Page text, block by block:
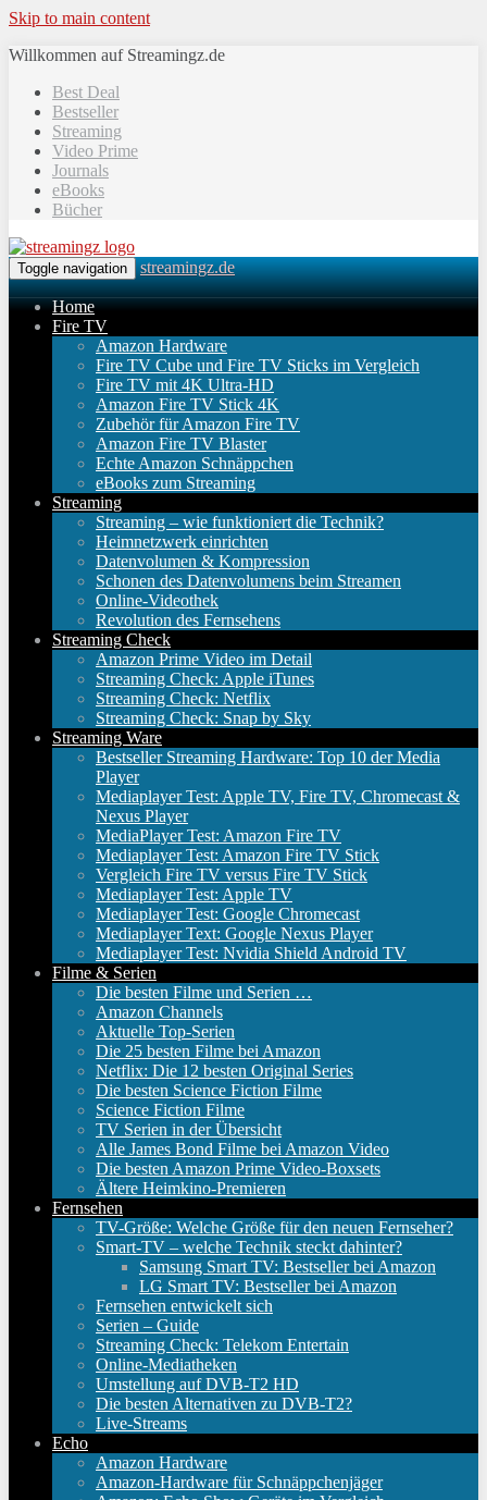
Skip to main content
Willkommen auf Streamingz.de
Best Deal
Bestseller
Streaming
Video Prime
Journals
eBooks
Bücher
Toggle navigation streamingz.de
Home
Fire TV
Amazon Hardware
Fire TV Cube und Fire TV Sticks im Vergleich
Fire TV mit 4K Ultra-HD
Amazon Fire TV Stick 4K
Zubehör für Amazon Fire TV
Amazon Fire TV Blaster
Echte Amazon Schnäppchen
eBooks zum Streaming
Streaming
Streaming – wie funktioniert die Technik?
Heimnetzwerk einrichten
Datenvolumen & Kompression
Schonen des Datenvolumens beim Streamen
Online-Videothek
Revolution des Fernsehens
Streaming Check
Amazon Prime Video im Detail
Streaming Check: Apple iTunes
Streaming Check: Netflix
Streaming Check: Snap by Sky
Streaming Ware
Bestseller Streaming Hardware: Top 10 der Media
Player
Mediaplayer Test: Apple TV, Fire TV, Chromecast &
Nexus Player
MediaPlayer Test: Amazon Fire TV
Mediaplayer Test: Amazon Fire TV Stick
Vergleich Fire TV versus Fire TV Stick
Mediaplayer Test: Apple TV
Mediaplayer Test: Google Chromecast
Mediaplayer Text: Google Nexus Player
Mediaplayer Test: Nvidia Shield Android TV
Filme & Serien
Die besten Filme und Serien …
Amazon Channels
Aktuelle Top-Serien
Die 25 besten Filme bei Amazon
Netflix: Die 12 besten Original Series
Die besten Science Fiction Filme
Science Fiction Filme
TV Serien in der Übersicht
Alle James Bond Filme bei Amazon Video
Die besten Amazon Prime Video-Boxsets
Ältere Heimkino-Premieren
Fernsehen
TV-Größe: Welche Größe für den neuen Fernseher?
Smart-TV – welche Technik steckt dahinter?
Samsung Smart TV: Bestseller bei Amazon
LG Smart TV: Bestseller bei Amazon
Fernsehen entwickelt sich
Serien – Guide
Streaming Check: Telekom Entertain
Online-Mediatheken
Umstellung auf DVB-T2 HD
Die besten Alternativen zu DVB-T2?
Live-Streams
Echo
Amazon Hardware
Amazon-Hardware für Schnäppchenjäger